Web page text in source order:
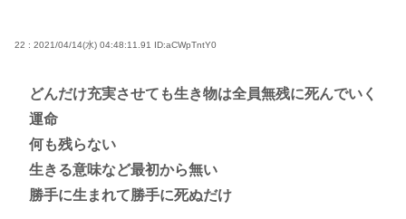
22 : 2021/04/14(水) 04:48:11.91 ID:aCWpTntY0
どんだけ充実させても生き物は全員無残に死んでいく
運命
何も残らない
生きる意味など最初から無い
勝手に生まれて勝手に死ぬだけ